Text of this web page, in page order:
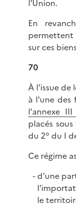
l'Union.
En
permettent
sur ces
70
À l'issue de
à l'une des
l'annexe
placés
du 2° du I
Ce régime
d'une
le